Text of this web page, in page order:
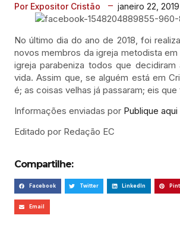
Por Expositor Cristão janeiro 22, 2019
No último dia do ano de 2018, foi
novos membros da igreja metodista em
igreja parabeniza todos que decidiram
vida. Assim que, se alguém está em
é; as coisas velhas já passaram; eis
Informações enviadas por Publique
Editado por Redação EC
Compartilhe:
Facebook Twitter LinkedIn
Email